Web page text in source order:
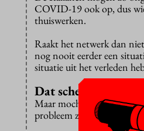
COVID-19 ook op, dus
thuiswerken.
Raakt het netwerk dan
nog nooit eerder een
situatie uit het verleden
Dat scheelt
Maar mocht de situatie
probleem zal zijn”.